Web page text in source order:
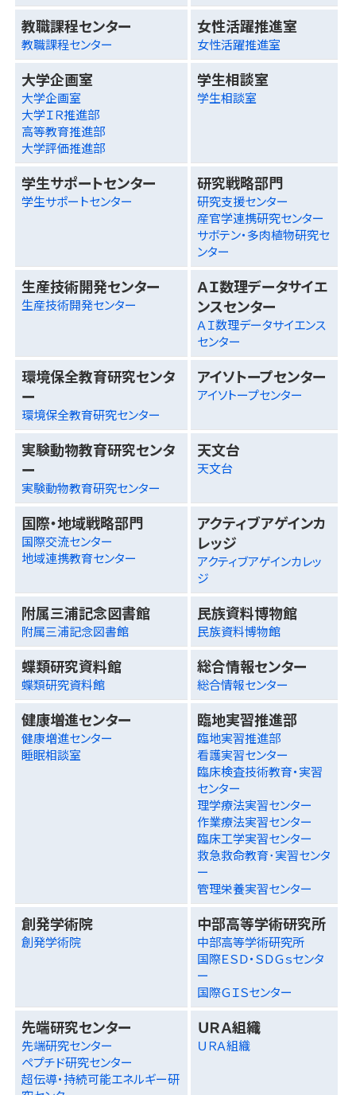
教職課程センター
教職課程センター
女性活躍推進室
女性活躍推進室
大学企画室
大学企画室
大学ＩＲ推進部
高等教育推進部
大学評価推進部
学生相談室
学生相談室
学生サポートセンター
学生サポートセンター
研究戦略部門
研究支援センター
産官学連携研究センター
サボテン・多肉植物研究セ
ンター
生産技術開発センター
生産技術開発センター
ＡＩ数理データサイエ
ンスセンター
ＡＩ数理データサイエンス
センター
環境保全教育研究センタ
ー
環境保全教育研究センター
アイソトープセンター
アイソトープセンター
実験動物教育研究センタ
ー
実験動物教育研究センター
天文台
天文台
国際・地域戦略部門
国際交流センター
地域連携教育センター
アクティブアゲインカ
レッジ
アクティブアゲインカレッ
ジ
附属三浦記念図書館
附属三浦記念図書館
民族資料博物館
民族資料博物館
蝶類研究資料館
蝶類研究資料館
総合情報センター
総合情報センター
健康増進センター
健康増進センター
睡眠相談室
臨地実習推進部
臨地実習推進部
看護実習センター
臨床検査技術教育・実習
センター
理学療法実習センター
作業療法実習センター
臨床工学実習センター
救急救命教育･実習センタ
ー
管理栄養実習センター
創発学術院
創発学術院
中部高等学術研究所
中部高等学術研究所
国際ＥＳＤ・ＳＤＧｓセンタ
ー
国際ＧＩＳセンター
先端研究センター
先端研究センター
ペプチド研究センター
超伝導・持続可能エネルギー研
ＵＲＡ組織
ＵＲＡ組織